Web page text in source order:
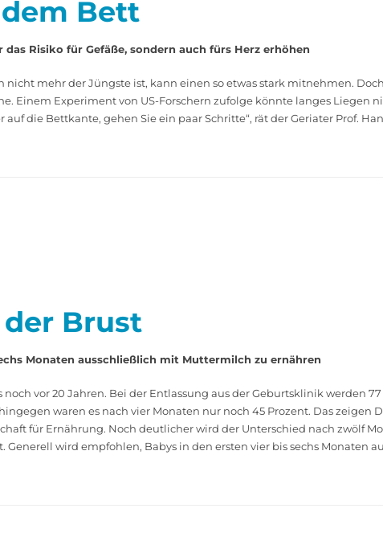
dem Bett
Risiko für Gefäße, sondern auch fürs Herz erhöhen
mehr der Jüngste ist, kann einen so etwas stark mitnehmen.
Einem Experiment von US-­Forschern zufolge könnte langes Liegen
die Bettkante, gehen Sie ein paar Schritte“, rät der Geriater Prof.
Brust
Monaten ausschließlich mit Muttermilch zu ernähren
vor 20 Jahren. Bei der Entlassung aus der Geburtsklinik werden
waren es nach vier Monaten nur noch 45 Prozent. Das
für Ernährung. Noch deutlicher wird der Unterschied nach zwölf
Generell wird empfohlen, Babys in den ersten vier bis sechs Monaten